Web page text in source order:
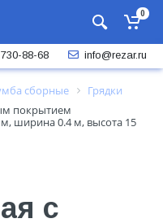
0
88-68 info@rezar.ru
сборные
Грядки
покрытием
м, ширина 0.4 м, высота 15
с